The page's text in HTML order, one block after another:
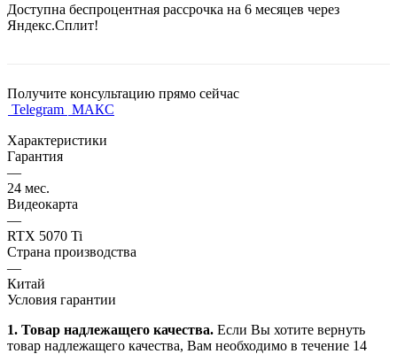
Доступна беспроцентная рассрочка на 6 месяцев через
Яндекс.Сплит!
Получите консультацию прямо сейчас
Telegram МАКС
Характеристики
Гарантия
—
24 мес.
Видеокарта
—
RTX 5070 Ti
Страна производства
—
Китай
Условия гарантии
1. Товар надлежащего качества. Если Вы хотите вернуть
товар надлежащего качества, Вам необходимо в течение 14